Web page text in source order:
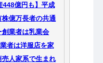
448億円も】平成
億万長者の共通
業者は乳業会
者は洋服店を家
人家系で生まれ